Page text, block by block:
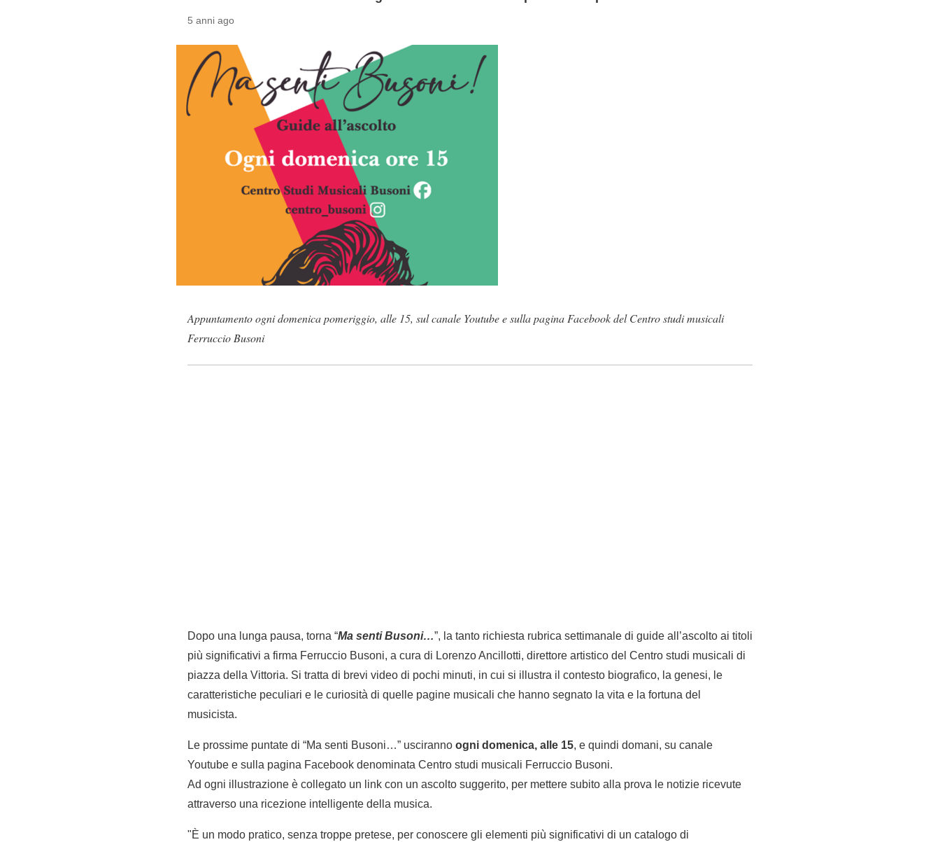
5 anni ago
Appuntamento ogni domenica pomeriggio, alle 15, sul canale Youtube e sulla pagina Facebook del Centro studi musicali
Ferruccio Busoni
Dopo una lunga pausa, torna “Ma senti Busoni…”, la tanto richiesta rubrica settimanale di guide all’ascolto ai titoli
più significativi a firma Ferruccio Busoni, a cura di Lorenzo Ancillotti, direttore artistico del Centro studi musicali di
piazza della Vittoria. Si tratta di brevi video di pochi minuti, in cui si illustra il contesto biografico, la genesi, le
caratteristiche peculiari e le curiosità di quelle pagine musicali che hanno segnato la vita e la fortuna del
musicista.
Le prossime puntate di “Ma senti Busoni…” usciranno ogni domenica, alle 15, e quindi domani, su canale
Youtube e sulla pagina Facebook denominata Centro studi musicali Ferruccio Busoni.
Ad ogni illustrazione è collegato un link con un ascolto suggerito, per mettere subito alla prova le notizie ricevute
attraverso una ricezione intelligente della musica.
"È un modo pratico, senza troppe pretese, per conoscere gli elementi più significativi di un catalogo di